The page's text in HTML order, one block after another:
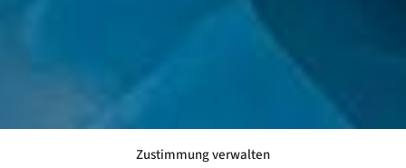
Zustimmung verwalten